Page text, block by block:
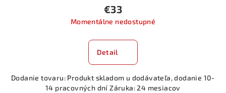
€33
Momentálne nedostupné
Detail
Dodanie tovaru: Produkt skladom u dodávateľa, dodanie 10-
14 pracovných dní Záruka: 24 mesiacov